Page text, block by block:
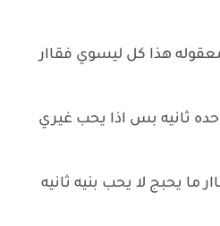
هذا كل ليسوي فقاار
ثانيه بس اذا يحب غيري
ما يحبج لا يحب بنيه ثانيه